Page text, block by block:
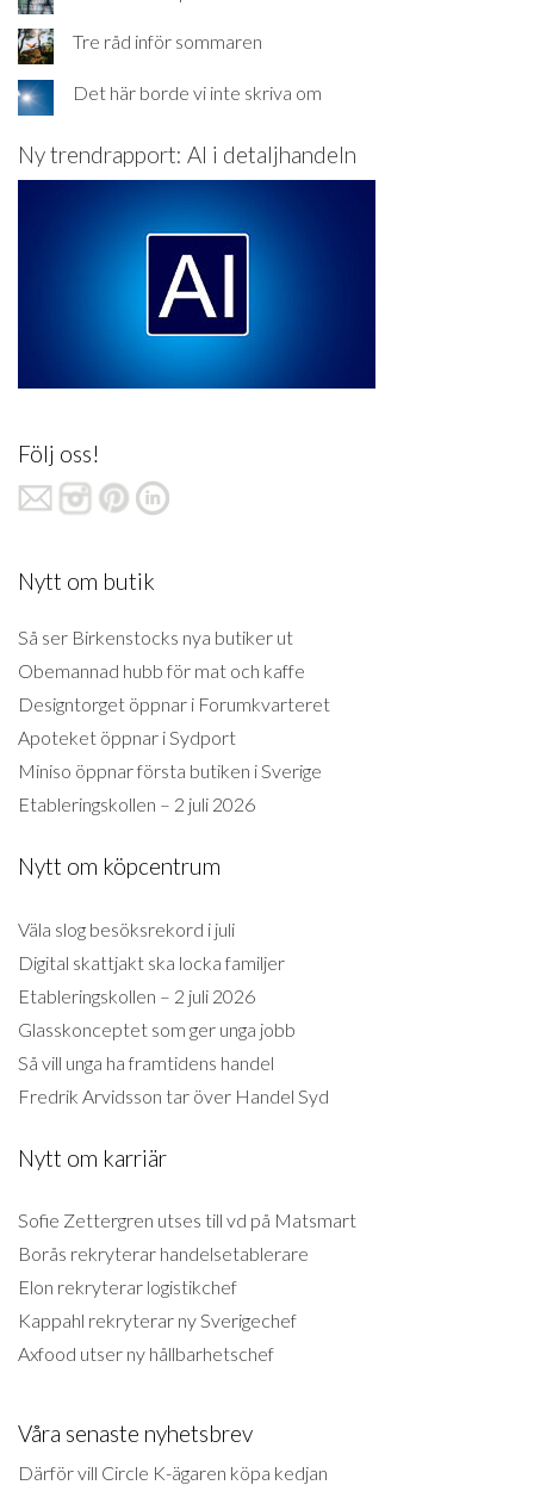
Tre råd inför sommaren
Det här borde vi inte skriva om
Ny trendrapport: AI i detaljhandeln
Följ oss!
Nytt om butik
Så ser Birkenstocks nya butiker ut
Obemannad hubb för mat och kaffe
Designtorget öppnar i Forumkvarteret
Apoteket öppnar i Sydport
Miniso öppnar första butiken i Sverige
Etableringskollen – 2 juli 2026
Nytt om köpcentrum
Väla slog besöksrekord i juli
Digital skattjakt ska locka familjer
Etableringskollen – 2 juli 2026
Glasskonceptet som ger unga jobb
Så vill unga ha framtidens handel
Fredrik Arvidsson tar över Handel Syd
Nytt om karriär
Sofie Zettergren utses till vd på Matsmart
Borås rekryterar handelsetablerare
Elon rekryterar logistikchef
Kappahl rekryterar ny Sverigechef
Axfood utser ny hållbarhetschef
Våra senaste nyhetsbrev
Därför vill Circle K-ägaren köpa kedjan